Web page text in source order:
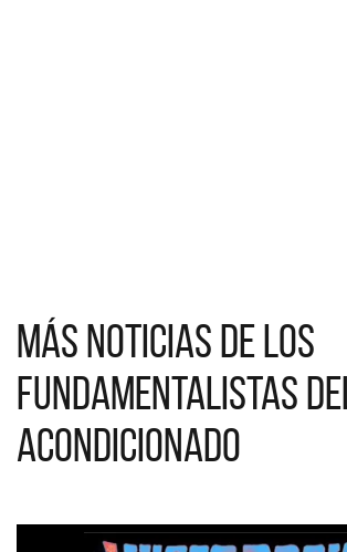
Más noticias de Los
Fundamentalistas
Acondicionado